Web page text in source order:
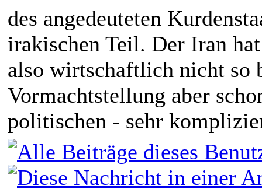
des angedeuteten
irakischen Teil. Der Iran
also wirtschaftlich nicht so
Vormachtstellung aber
politischen - sehr